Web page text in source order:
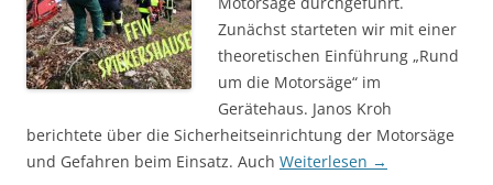
Zunächst starteten wir mit einer
theoretischen Einführung „Rund
um die Motorsäge“ im
Gerätehaus. Janos Kroh
berichtete über die Sicherheitseinrichtung der Motorsäge
und Gefahren beim Einsatz. Auch Weiterlesen →